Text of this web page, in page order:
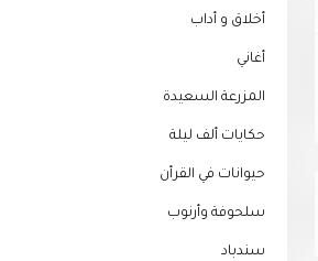
أخلاق و أداب
أغاني
المزرعة السعيدة
حكايات ألف ليلة
حيوانات في القرأن
سلحوفة وأرنوب
سندباد